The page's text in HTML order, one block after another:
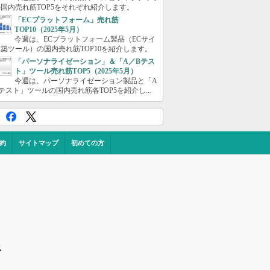
内売れ筋TOP5をそれぞれ紹介します。
「ECプラットフォーム」売れ筋
TOP10（2025年5月）
今週は、ECプラットフォーム製品（ECサイ
ツール）の国内売れ筋TOP10を紹介します。
「パーソナライゼーション」＆「A／Bテス
ト」ツール売れ筋TOP5（2025年5月）
今週は、パーソナライゼーション製品と「A
スト」ツールの国内売れ筋各TOP5を紹介し...
サイトマップ 初めての方